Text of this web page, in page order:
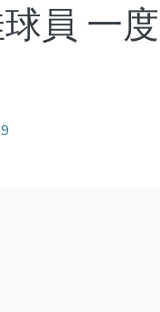
員 一